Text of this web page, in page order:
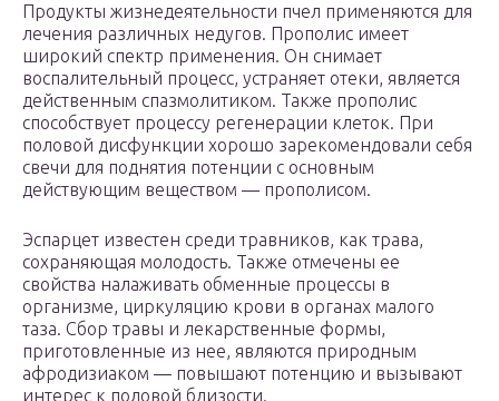
Продукты жизнедеятельности пчел применяются для
лечения различных недугов. Прополис имеет
широкий спектр применения. Он снимает
воспалительный процесс, устраняет отеки, является
действенным спазмолитиком. Также прополис
способствует процессу регенерации клеток. При
половой дисфункции хорошо зарекомендовали себя
свечи для поднятия потенции с основным
действующим веществом — прополисом.
Эспарцет известен среди травников, как трава,
сохраняющая молодость. Также отмечены ее
свойства налаживать обменные процессы в
организме, циркуляцию крови в органах малого
таза. Сбор травы и лекарственные формы,
приготовленные из нее, являются природным
афродизиаком — повышают потенцию и вызывают
интерес к половой близости.